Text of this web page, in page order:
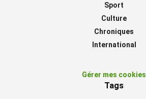
Sport
Culture
Chroniques
International
Gérer mes cookies
Tags